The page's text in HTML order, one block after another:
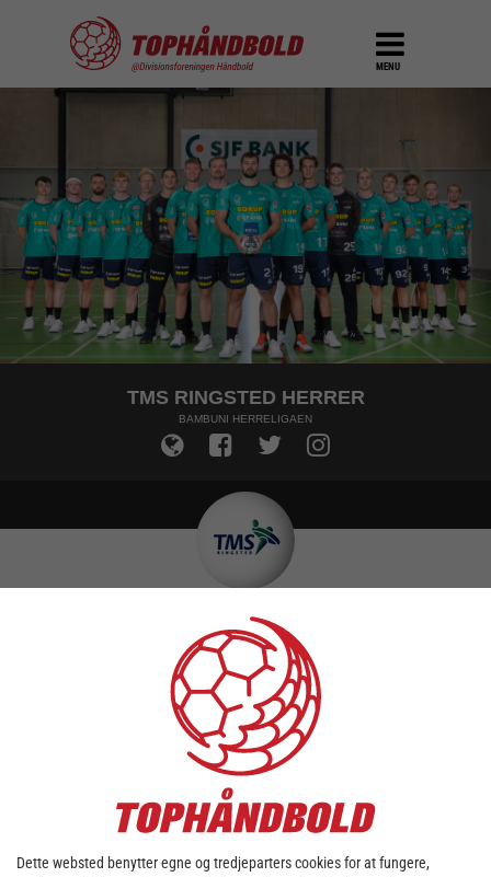
MENU
TMS RINGSTED HERRER
BAMBUNI HERRELIGAEN
TILFØJ KAMPE TIL DIN KALENDER
DOWNLOAD KALENDER
Dette websted benytter egne og tredjeparters cookies for at fungere,